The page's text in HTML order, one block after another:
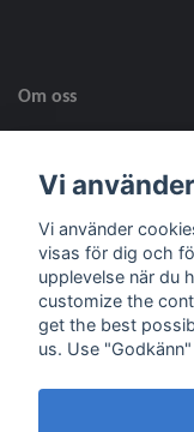
Om oss
Fotmeny
Sociala medier
Vi
Vi använder
visas för dig och
upplevelse när du
customize the
get the best
us. Use